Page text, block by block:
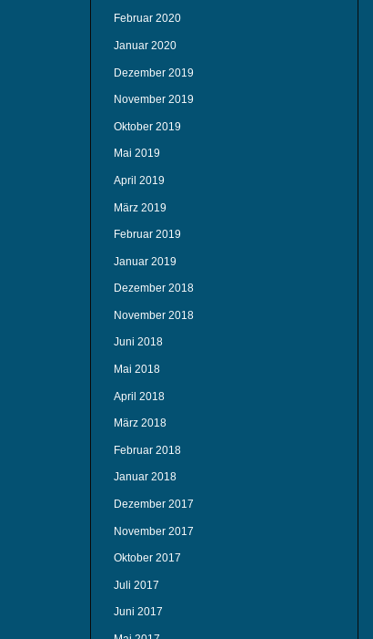
Februar 2020
Januar 2020
Dezember 2019
November 2019
Oktober 2019
Mai 2019
April 2019
März 2019
Februar 2019
Januar 2019
Dezember 2018
November 2018
Juni 2018
Mai 2018
April 2018
März 2018
Februar 2018
Januar 2018
Dezember 2017
November 2017
Oktober 2017
Juli 2017
Juni 2017